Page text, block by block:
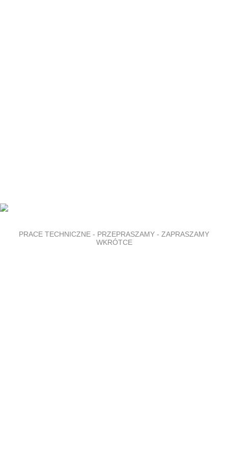
PRACE TECHNICZNE - PRZEPRASZAMY - ZAPRASZAMY
WKRÓTCE